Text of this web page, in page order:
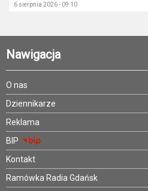
6 sierpnia 2026 - 09:10
Nawigacja
O nas
Dziennikarze
Reklama
BIP
Kontakt
Ramówka Radia Gdańsk